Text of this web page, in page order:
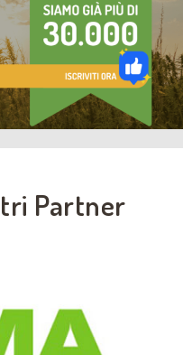
Partner